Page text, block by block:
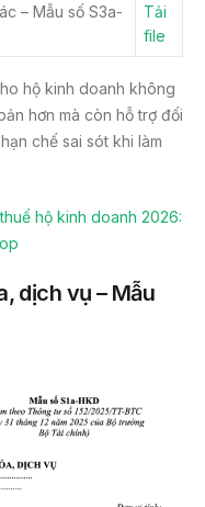
– Mẫu số S3a-
Tải
file
hộ kinh doanh không
hơn mà còn hỗ trợ đối
chế sai sót khi làm
hộ kinh doanh 2026:
dịch vụ – Mẫu